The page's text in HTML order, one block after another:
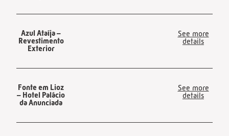
Azul Ataíja –
Revestimento
Exterior
See more
details
Fonte em Lioz
– Hotel Palácio
da Anunciada
See more
details